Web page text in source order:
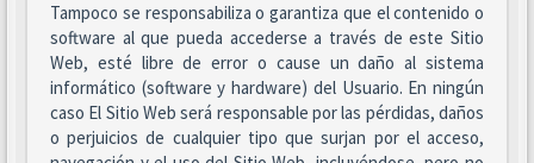
Tampoco se responsabiliza o garantiza que el contenido o
software al que pueda accederse a través de este Sitio
Web, esté libre de error o cause un daño al sistema
informático (software y hardware) del Usuario. En ningún
caso El Sitio Web será responsable por las pérdidas, daños
o perjuicios de cualquier tipo que surjan por el acceso,